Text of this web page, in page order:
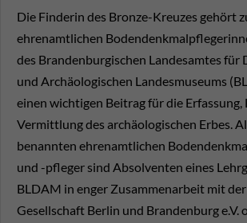
Die Finderin des Bronze-Kreuzes gehört
ehrenamtlichen
des Brandenburgischen Landesamtes für
und Archäologischen Landesmuseums
einen wichtigen Beitrag für die Erfassung,
Vermittlung des archäologischen Erbes.
benannten ehrenamtlichen
und -pfleger sind Absolventen eines
BLDAM in enger Zusammenarbeit mit
Gesellschaft Berlin und Brandenburg e.V.